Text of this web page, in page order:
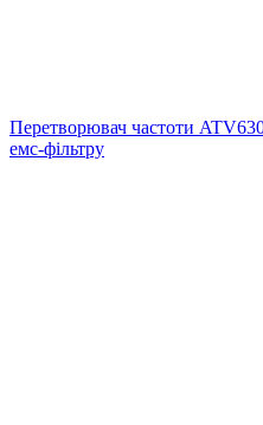
Перетворювач частоти
емс-фільтру